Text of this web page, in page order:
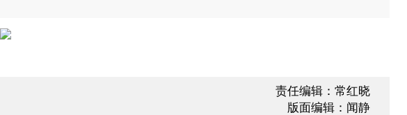
责任编辑：常红晓
版面编辑：闻静